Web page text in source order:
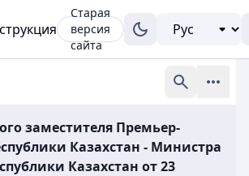
Старая
версия
сайта
заместителя Премьер-
Казахстан - Министра
Казахстан от 23